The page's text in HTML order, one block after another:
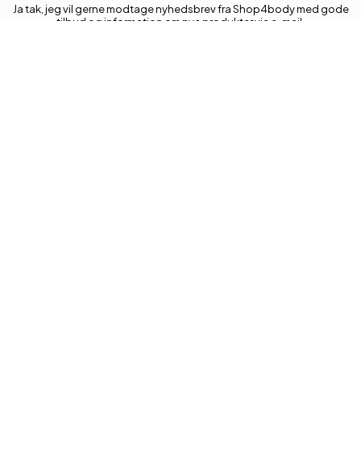
Ja tak, jeg vil gerne modtage nyhedsbrev fra Shop4body med gode
tilbud og information om nye produkter via e-mail.